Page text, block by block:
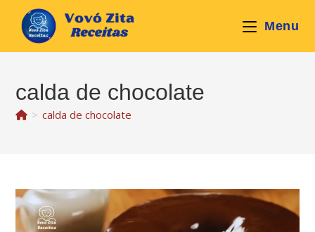
Menu
calda de chocolate
> calda de chocolate